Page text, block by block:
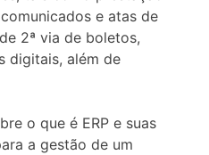
e atas de
2ª via de boletos,
digitais, além de
o que é ERP e suas
a gestão de um